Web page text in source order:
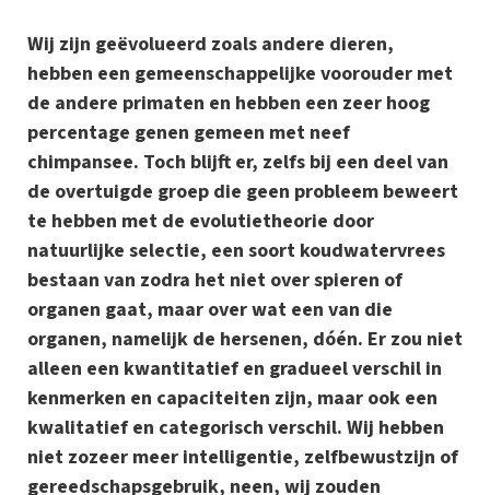
Wij zijn geëvolueerd zoals andere dieren,
hebben een gemeenschappelijke voorouder met
de andere primaten en hebben een zeer hoog
percentage genen gemeen met neef
chimpansee. Toch blijft er, zelfs bij een deel van
de overtuigde groep die geen probleem beweert
te hebben met de evolutietheorie door
natuurlijke selectie, een soort koudwatervrees
bestaan van zodra het niet over spieren of
organen gaat, maar over wat een van die
organen, namelijk de hersenen, dóén. Er zou niet
alleen een kwantitatief en gradueel verschil in
kenmerken en capaciteiten zijn, maar ook een
kwalitatief en categorisch verschil. Wij hebben
niet zozeer meer intelligentie, zelfbewustzijn of
gereedschapsgebruik, neen, wij zouden